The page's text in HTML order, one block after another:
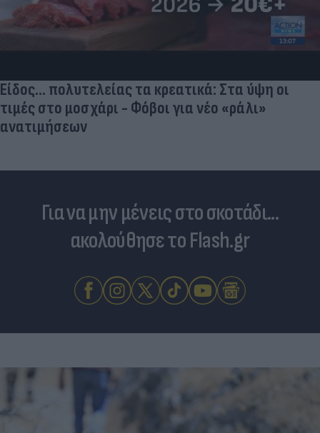
Είδος... πολυτελείας τα κρεατικά: Στα ύψη οι
τιμές στο μοσχάρι - Φόβοι για νέο «ράλι»
ανατιμήσεων
Για να μην μένεις στο σκοτάδι...
ακολούθησε το Flash.gr